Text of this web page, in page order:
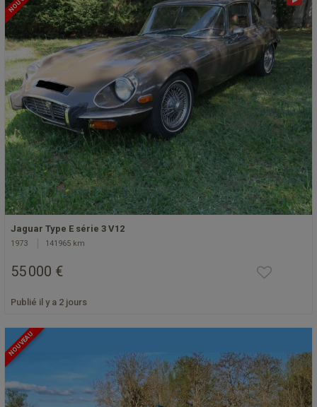
Jaguar Type E série 3 V12
1973 141965 km
55 000 €
Publié il y a 2 jours
NOUVEAU